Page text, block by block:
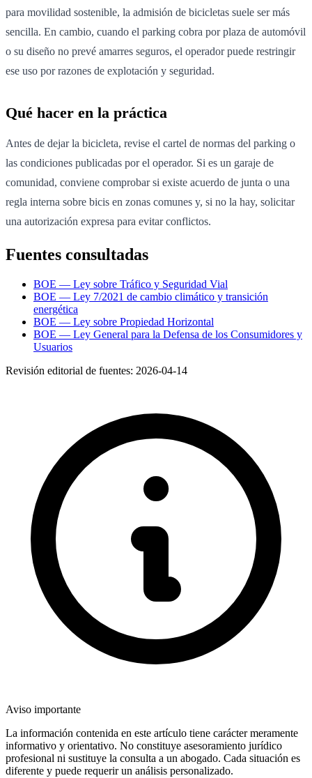
para movilidad sostenible, la admisión de bicicletas suele ser más
sencilla. En cambio, cuando el parking cobra por plaza de automóvil
o su diseño no prevé amarres seguros, el operador puede restringir
ese uso por razones de explotación y seguridad.
Qué hacer en la práctica
Antes de dejar la bicicleta, revise el cartel de normas del parking o
las condiciones publicadas por el operador. Si es un garaje de
comunidad, conviene comprobar si existe acuerdo de junta o una
regla interna sobre bicis en zonas comunes y, si no la hay, solicitar
una autorización expresa para evitar conflictos.
Fuentes consultadas
BOE — Ley sobre Tráfico y Seguridad Vial
BOE — Ley 7/2021 de cambio climático y transición
energética
BOE — Ley sobre Propiedad Horizontal
BOE — Ley General para la Defensa de los Consumidores y
Usuarios
Revisión editorial de fuentes: 2026-04-14
Aviso importante
La información contenida en este artículo tiene carácter meramente
informativo y orientativo. No constituye asesoramiento jurídico
profesional ni sustituye la consulta a un abogado. Cada situación es
diferente y puede requerir un análisis personalizado.